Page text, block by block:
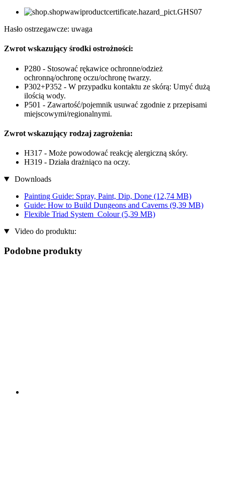
Hasło ostrzegawcze: uwaga
Zwrot wskazujący środki ostrożności:
P280 - Stosować rękawice ochronne/odzież
ochronną/ochronę oczu/ochronę twarzy.
P302+P352 - W przypadku kontaktu ze skórą: Umyć dużą
ilością wody.
P501 - Zawartość/pojemnik usuwać zgodnie z przepisami
miejscowymi/regionalnymi.
Zwrot wskazujący rodzaj zagrożenia:
H317 - Może powodować reakcję alergiczną skóry.
H319 - Działa drażniąco na oczy.
Downloads
Painting Guide: Spray, Paint, Dip, Done (12,74 MB)
Guide: How to Build Dungeons and Caverns (9,39 MB)
Flexible Triad System_Colour(5,39 MB)
Video do produktu:
Podobne produkty